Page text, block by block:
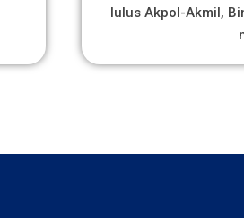
lulus Akpol-Akmil,